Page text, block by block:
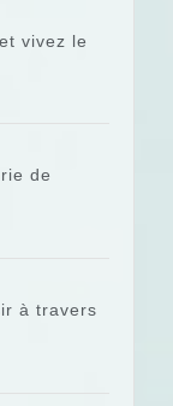
vivez le
de
à travers